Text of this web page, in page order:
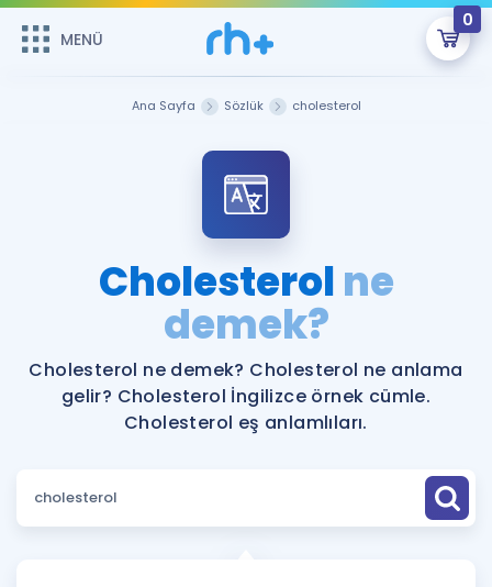
MENÜ
0
Şifremi Hatırlamıyorum
Sepetin Şu An Boş.
Remzi Hoca ile seni sınava hazırlayacak onlarca eğitim seni
bekliyor!
MENÜ
Katılımcı Görüşleri
Faydalı Araçlar
Ücretsiz Kaynaklar
İngilizce Gramer
Ana Sayfa Sözlük cholesterol
Cholesterolne
demek?
Cholesterol ne demek? Cholesterol ne anlama
gelir? Cholesterol İngilizce örnek cümle.
Cholesterol eş anlamlıları.